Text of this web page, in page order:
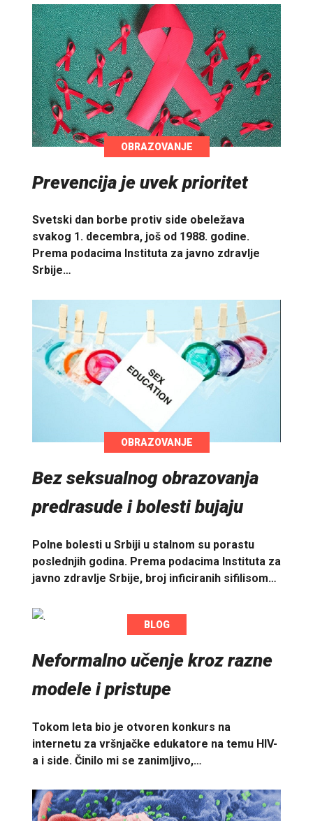
OBRAZOVANJE
Prevencija je uvek prioritet
Svetski dan borbe protiv side obeležava
svakog 1. decembra, još od 1988. godine.
Prema podacima Instituta za javno zdravlje
Srbije…
OBRAZOVANJE
Bez seksualnog obrazovanja
predrasude i bolesti bujaju
Polne bolesti u Srbiji u stalnom su porastu
poslednjih godina. Prema podacima Instituta za
javno zdravlje Srbije, broj inficiranih sifilisom…
BLOG
Neformalno učenje kroz razne
modele i pristupe
Tokom leta bio je otvoren konkurs na
internetu za vršnjačke edukatore na temu HIV-
a i side. Činilo mi se zanimljivo,…